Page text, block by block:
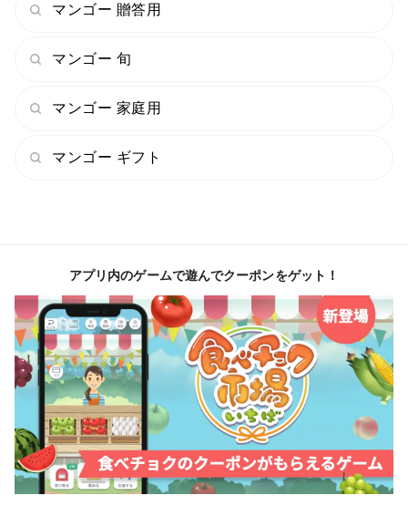
マンゴー 贈答用
マンゴー 旬
マンゴー 家庭用
マンゴー ギフト
アプリ内のゲームで遊んでクーポンをゲット！